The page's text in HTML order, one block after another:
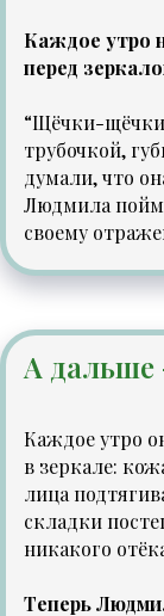
Каждое утро
перед
“Щёчки-
трубочкой,
думали, что
Людмила
своему
А дальше
Каждое утро
в зеркале:
лица
складки
никакого
Теперь